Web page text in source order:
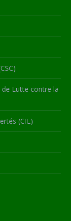
de Lutte contre la
(CIL)